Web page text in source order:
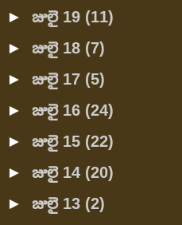
► జులై 19 (11)
► జులై 18 (7)
► జులై 17 (5)
► జులై 16 (24)
► జులై 15 (22)
► జులై 14 (20)
► జులై 13 (2)